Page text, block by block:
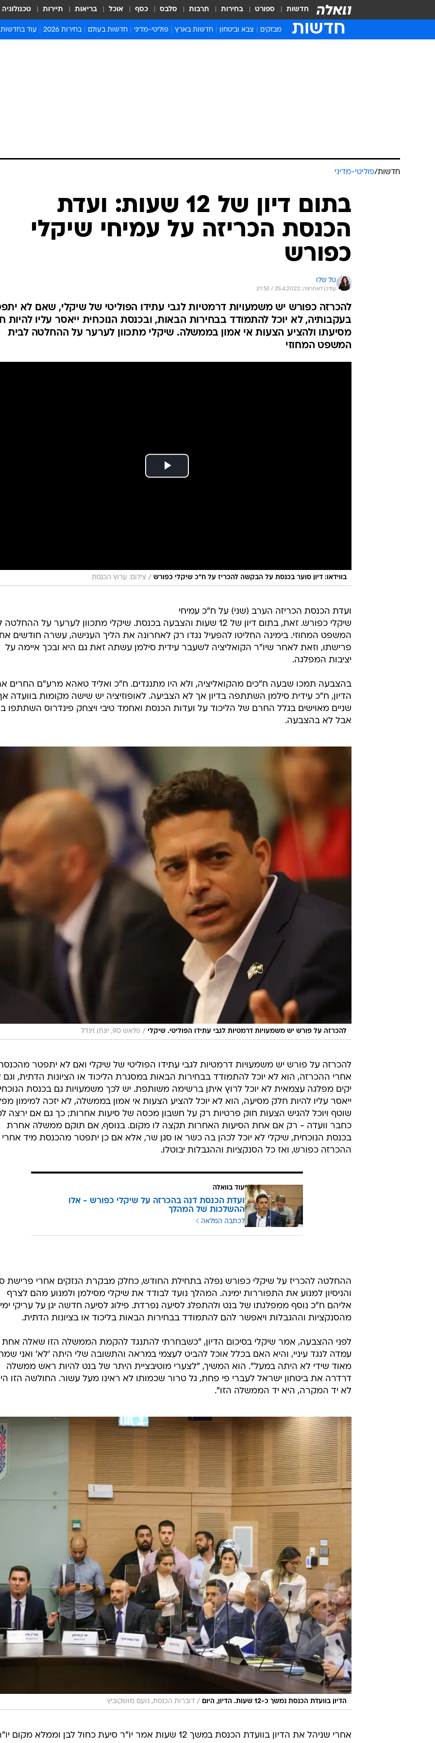
חדשות ספורט בחירות תרבות סלבס כסף אוכל בריאות תיירות טכנולוגיה
חדשות מבזקים צבא וביטחון חדשות בארץ פוליטי-מדיני חדשות בעולם בחירות 2026 עוד בחדשות
המייל האדום
חדשות/פוליטי-מדיני
בתום דיון של 12 שעות: ועדת
הכנסת הכריזה על עמיחי שיקלי
כפורש
טל שלו
עודכן לאחרונה: 25.4.2022 / 21:53
להכרזה כפורש יש משמעויות דרמטיות לגבי עתידו הפוליטי של שיקלי, שאם לא
בעקבותיה, לא יוכל להתמודד בבחירות הבאות, ובכנסת הנוכחית ייאסר עליו להיות
מסיעתו ולהציע הצעות אי אמון בממשלה. שיקלי מתכוון לערער על ההחלטה לבית
המשפט המחוזי
בווידאו: דיון סוער בכנסת על הבקשה להכריז על ח"כ שיקלי כפורש / צילום: ערוץ הכנסת
ועדת הכנסת הכריזה הערב (שני) על ח"כ עמיחי
שיקלי כפורש. זאת, בתום דיון של 12 שעות והצבעה בכנסת. שיקלי מתכוון לערער על
המשפט המחוזי. בימינה החליטו להפעיל נגדו רק לאחרונה את הליך הענישה, עשרה חודשים
פרישתו, וזאת לאחר שיו"ר הקואליציה לשעבר עידית סילמן עשתה זאת גם היא ובכך איימה על
יציבות המפלגה.
בהצבעה תמכו שבעה ח"כים מהקואליציה, ולא היו מתנגדים. ח"כ ואליד טאהא מרע"ם החרים
הדיון, ח"כ עידית סילמן השתתפה בדיון אך לא הצביעה. לאופוזיציה יש שישה מקומות בוועדה
שניים מאוישים בגלל החרם של הליכוד על ועדות הכנסת ואחמד טיבי ויצחק פינדרוס השתתפו
אבל לא בהצבעה.
להכרזה על פורש יש משמעויות דרמטיות לגבי עתידו הפוליטי. שיקלי / פלאש 90, יונתן זינדל
להכרזה על פורש יש משמעויות דרמטיות לגבי עתידו הפוליטי של שיקלי ואם לא יתפטר
אחרי ההכרזה, הוא לא יוכל להתמודד בבחירות הבאות במסגרת הליכוד או הציונות הדתית,
יקים מפלגה עצמאית לא יוכל לרוץ איתן ברשימה משותפת. יש לכך משמעויות גם בכנסת
ייאסר עליו להיות חלק מסיעה, הוא לא יוכל להציע הצעות אי אמון בממשלה, לא יזכה למימון
שוטף ויוכל להגיש הצעות חוק פרטיות רק על חשבון מכסה של סיעות אחרות; כך גם אם ירצה
כחבר וועדה - רק אם אחת הסיעות האחרות תקצה לו מקום. בנוסף, אם תוקם ממשלה אחרת
בכנסת הנוכחית, שיקלי לא יוכל לכהן בה כשר או סגן שר, אלא אם כן יתפטר מהכנסת מיד אחרי
ההכרזה כפורש, ואז כל הסנקציות וההגבלות יבוטלו.
עוד בוואלה
ועדת הכנסת דנה בהכרזה על שיקלי כפורש - אלו
ההשלכות של המהלך
לכתבה המלאה
ההחלטה להכריז על שיקלי כפורש נפלה בתחילת החודש, כחלק מבקרת הנזקים אחרי פרישת
והניסיון למנוע את התפוררות ימינה. המהלך נועד לבודד את שיקלי מסילמן ולמנוע מהם לצרף
אליהם ח"כ נוסף ממפלגתו של בנט ולהתפלג לסיעה נפרדת. פילוג לסיעה חדשה יגן על עריקי
מהסנקציות וההגבלות ויאפשר להם להתמודד בבחירות הבאות בליכוד או בציונות הדתית.
לפני ההצבעה, אמר שיקלי בסיכום הדיון, "כשבחרתי להתנגד להקמת הממשלה הזו שאלה אחת
עמדה לנגד עיניי, והיא האם בכלל אוכל להביט לעצמי במראה והתשובה שלי היתה 'לא' ואני
מאוד שידי לא היתה במעל". הוא המשיך, "לצערי מוטיבציית היתר של בנט להיות ראש ממשלה
דרדרה את ביטחון ישראל לעברי פי פחת, גל טרור שכמותו לא ראינו מעל עשור. החולשה הזו
לא יד המקרה, היא יד הממשלה הזו".
הדיון בוועדת הכנסת נמשך כ-12 שעות. הדיון, היום / דוברות הכנסת, נועם מושקוביץ
אחרי שניהל את הדיון בוועדת הכנסת במשך 12 שעות אמר יו"ר סיעת כחול לבן וממלא מקום